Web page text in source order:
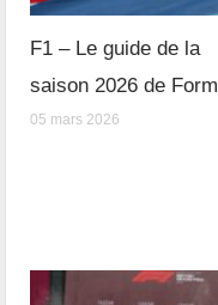
F1 – Le guide de la
saison 2026 de
05 mars 2026